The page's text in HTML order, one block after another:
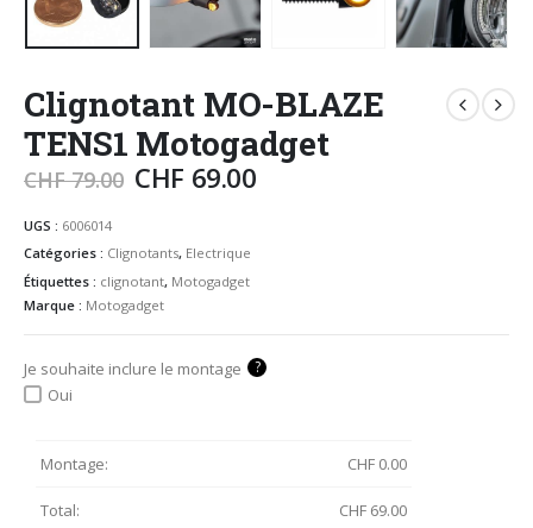
Clignotant MO-BLAZE
TENS1 Motogadget
CHF79.00 CHF 69.00
UGS : 6006014
Catégories : Clignotants, Electrique
Étiquettes : clignotant, Motogadget
Marque : Motogadget
Je souhaite inclure le montage ?
Oui
Montage: CHF 0.00
Total: CHF 69.00